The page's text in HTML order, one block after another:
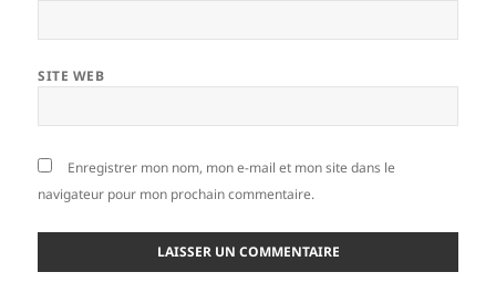
SITE WEB
Enregistrer mon nom, mon e-mail et mon site dans le
navigateur pour mon prochain commentaire.